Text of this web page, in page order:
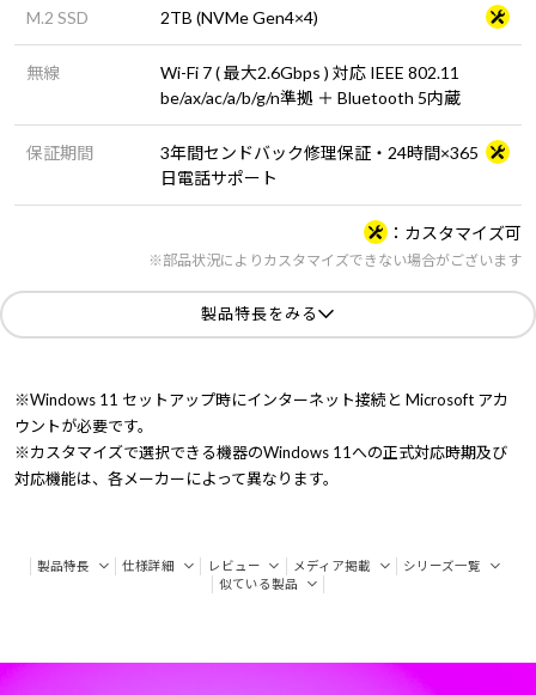
M.2 SSD 2TB (NVMe Gen4×4)
無線
Wi-Fi 7 ( 最大2.6Gbps ) 対応 IEEE 802.11
be/ax/ac/a/b/g/n準拠 ＋ Bluetooth 5内蔵
保証期間
3年間センドバック修理保証・24時間×365
日電話サポート
カスタマイズ可
※部品状況によりカスタマイズできない場合がございます
製品特長をみる
※Windows 11 セットアップ時にインターネット接続と Microsoft アカ
ウントが必要です。
※カスタマイズで選択できる機器のWindows 11への正式対応時期及び
対応機能は、各メーカーによって異なります。
製品特長 仕様詳細 レビュー メディア掲載
シリーズ一覧
似ている製品